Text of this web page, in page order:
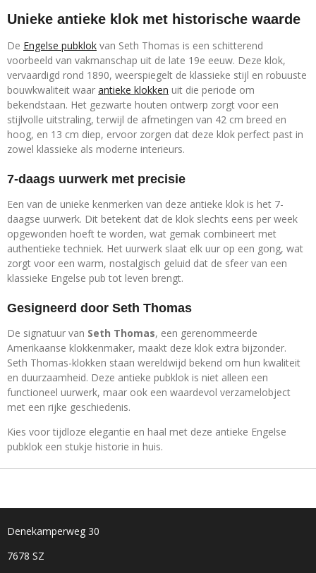
Unieke antieke klok met historische waarde
De Engelse pubklok van Seth Thomas is een schitterend
voorbeeld van vakmanschap uit de late 19e eeuw. Deze klok,
vervaardigd rond 1890, weerspiegelt de klassieke stijl en robuuste
bouwkwaliteit waar antieke klokken uit die periode om
bekendstaan. Het gezwarte houten ontwerp zorgt voor een
stijlvolle uitstraling, terwijl de afmetingen van 42 cm breed en
hoog, en 13 cm diep, ervoor zorgen dat deze klok perfect past in
zowel klassieke als moderne interieurs.
7-daags uurwerk met precisie
Een van de unieke kenmerken van deze antieke klok is het 7-
daagse uurwerk. Dit betekent dat de klok slechts eens per week
opgewonden hoeft te worden, wat gemak combineert met
authentieke techniek. Het uurwerk slaat elk uur op een gong, wat
zorgt voor een warm, nostalgisch geluid dat de sfeer van een
klassieke Engelse pub tot leven brengt.
Gesigneerd door Seth Thomas
De signatuur van Seth Thomas, een gerenommeerde
Amerikaanse klokkenmaker, maakt deze klok extra bijzonder.
Seth Thomas-klokken staan wereldwijd bekend om hun kwaliteit
en duurzaamheid. Deze antieke pubklok is niet alleen een
functioneel uurwerk, maar ook een waardevol verzamelobject
met een rijke geschiedenis.
Kies voor tijdloze elegantie en haal met deze antieke Engelse
pubklok een stukje historie in huis.
Denekamperweg 30
7678 SZ